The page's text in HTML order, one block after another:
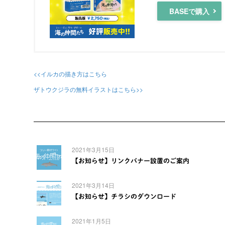
BASEで購入
<<イルカの描き方はこちら
ザトウクジラの無料イラストはこちら>>
2021年3月15日
【お知らせ】リンクバナー設置のご案内
2021年3月14日
【お知らせ】チラシのダウンロード
2021年1月5日